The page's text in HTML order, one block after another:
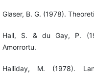
Glaser, B. G. (1978).
Hall, S. & du Gay, P.
Amorrortu.
Halliday, M. (1978).